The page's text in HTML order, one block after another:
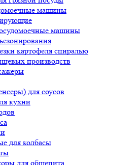
машины
машины
картофеля спиралью
производств
для соусов
кухни
для колбасы
для общепита